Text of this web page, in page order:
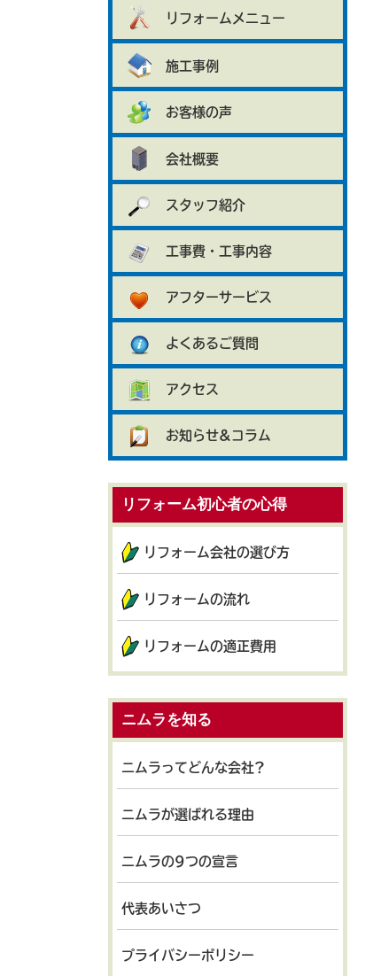
リフォームメニュー
施工事例
お客様の声
会社概要
スタッフ紹介
工事費・工事内容
アフターサービス
よくあるご質問
アクセス
お知らせ&コラム
リフォーム初心者の心得
リフォーム会社の選び方
リフォームの流れ
リフォームの適正費用
ニムラを知る
ニムラってどんな会社?
ニムラが選ばれる理由
ニムラの9つの宣言
代表あいさつ
プライバシーポリシー